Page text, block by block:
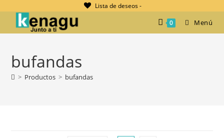
contenido
Lista de deseos -
0
Menú
bufandas
> Productos > bufandas